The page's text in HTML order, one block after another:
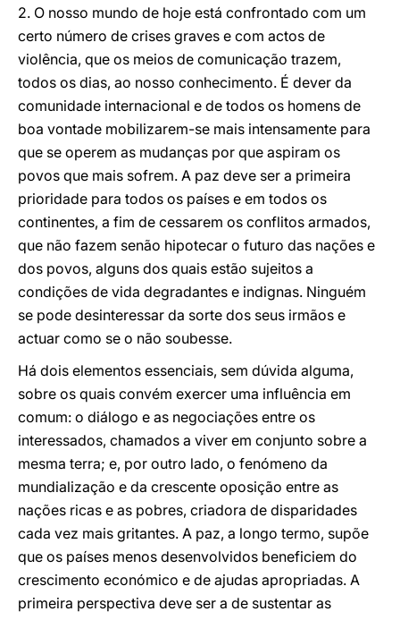
2. O nosso mundo de hoje está confrontado com um
certo número de crises graves e com actos de
violência, que os meios de comunicação trazem,
todos os dias, ao nosso conhecimento. É dever da
comunidade internacional e de todos os homens de
boa vontade mobilizarem-se mais intensamente para
que se operem as mudanças por que aspiram os
povos que mais sofrem. A paz deve ser a primeira
prioridade para todos os países e em todos os
continentes, a fim de cessarem os conflitos armados,
que não fazem senão hipotecar o futuro das nações e
dos povos, alguns dos quais estão sujeitos a
condições de vida degradantes e indignas. Ninguém
se pode desinteressar da sorte dos seus irmãos e
actuar como se o não soubesse.
Há dois elementos essenciais, sem dúvida alguma,
sobre os quais convém exercer uma influência em
comum: o diálogo e as negociações entre os
interessados, chamados a viver em conjunto sobre a
mesma terra; e, por outro lado, o fenómeno da
mundialização e da crescente oposição entre as
nações ricas e as pobres, criadora de disparidades
cada vez mais gritantes. A paz, a longo termo, supõe
que os países menos desenvolvidos beneficiem do
crescimento económico e de ajudas apropriadas. A
primeira perspectiva deve ser a de sustentar as